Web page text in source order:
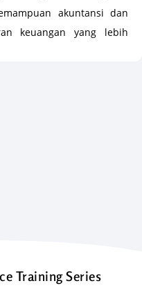
akuntansi dan
keuangan yang lebih
Training Series